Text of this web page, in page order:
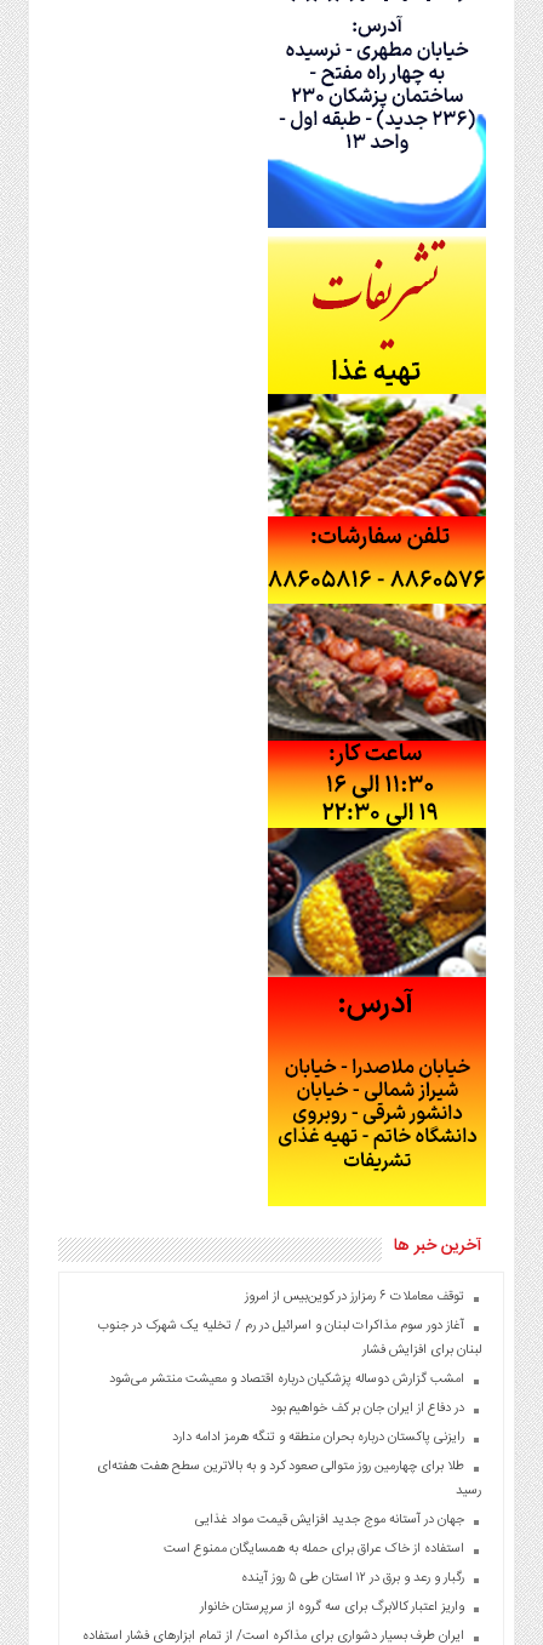
آخرین خبر ها
توقف معاملات ۶ رمزارز در کوین‌بیس از امروز
آغاز دور سوم مذاکرات لبنان و اسرائیل در رم / تخلیه یک شهرک در جنوب
لبنان برای افزایش فشار
امشب گزارش دوساله پزشکیان درباره اقتصاد و معیشت منتشر می‌شود
در دفاع از ایران جان بر کف خواهیم بود
رایزنی پاکستان درباره بحران منطقه و تنگه هرمز ادامه دارد
طلا برای چهارمین روز متوالی صعود کرد و به بالاترین سطح هفت هفته‌ای
رسید
جهان در آستانه موج جدید افزایش قیمت مواد غذایی
استفاده از خاک عراق برای حمله به همسایگان ممنوع است
رگبار و رعد و برق در ۱۲ استان طی ۵ روز آینده
واریز اعتبار کالابرگ برای سه گروه از سرپرستان خانوار
ایران طرف بسیار دشواری برای مذاکره است/ از تمام ابزارهای فشار استفاده